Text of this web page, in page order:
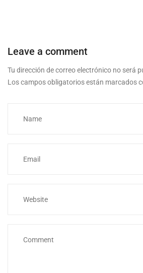
Leave a comment
Tu dirección de correo electrónico no será
Los campos obligatorios están marcados